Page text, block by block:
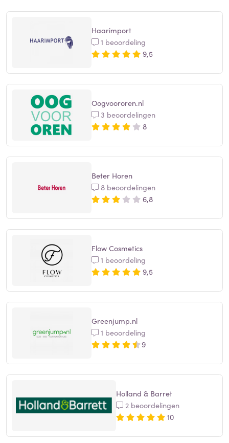
Haarimport
1 beoordeling
9,5
Oogvoororen.nl
3 beoordelingen
8
Beter Horen
8 beoordelingen
6,8
Flow Cosmetics
1 beoordeling
9,5
Greenjump.nl
1 beoordeling
9
Holland & Barret
2 beoordelingen
10